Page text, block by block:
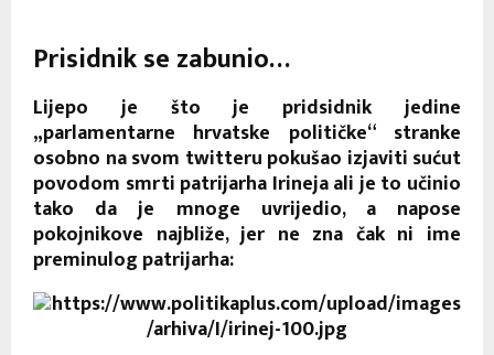
Prisidnik se zabunio…
Lijepo je što je pridsidnik jedine
„parlamentarne hrvatske političke“ stranke
osobno na svom twitteru pokušao izjaviti sućut
povodom smrti patrijarha Irineja ali je to učinio
tako da je mnoge uvrijedio, a napose
pokojnikove najbliže, jer ne zna čak ni ime
preminulog patrijarha: